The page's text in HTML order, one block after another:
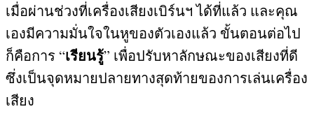
เมื่อผ่านช่วงที่เครื่องเสียงเบิร์นฯ ได้ที่แล้ว และคุณ
เองมีความมั่นใจในหูของตัวเองแล้ว ขั้นตอนต่อไป
ก็คือการ “เรียนรู้” เพื่อปรับหาลักษณะของเสียงที่ดี
ซึ่งเป็นจุดหมายปลายทางสุดท้ายของการเล่นเครื่อง
เสียง